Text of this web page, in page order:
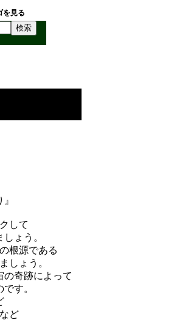
を見る
して
ょう。
根源である
しょう。
奇跡によって
す。
ど